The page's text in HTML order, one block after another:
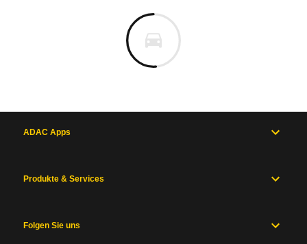
ADAC Apps
Produkte & Services
Folgen Sie uns